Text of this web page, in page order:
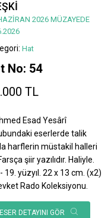
2026 MÜZAYEDE
Hat
No: 54
TL
Esad Yesârî
eserlerde talik
harflerin müstakil halleri
şiir yazılıdır. Haliyle.
19. yüzyıl. 22 x 13 cm. (x2)
Rado Koleksiyonu.
ESER DETAYINI GÖR